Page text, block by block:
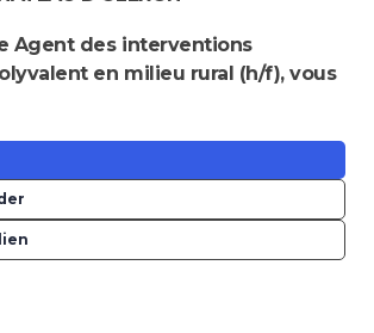
Agent des interventions
en milieu rural (h/f), vous